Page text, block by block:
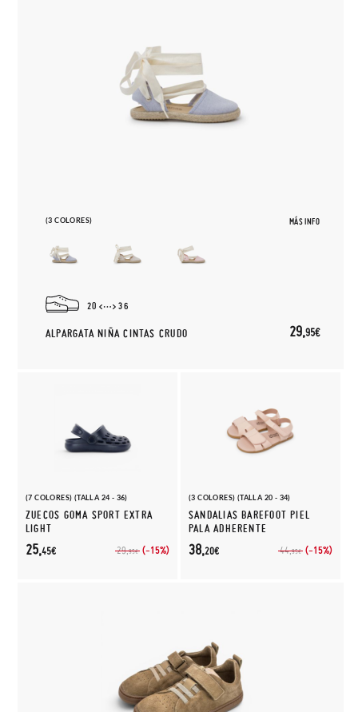
(3 COLORES) MÁS INFO
20 36
ALPARGATA NIÑA CINTAS CRUDO 29,95€
(7 COLORES) (TALLA 24 - 36)
ZUECOS GOMA SPORT EXTRA
LIGHT
29,95€ (-15%)
25,45€
(3 COLORES) (TALLA 20 - 34)
SANDALIAS BAREFOOT PIEL
PALA ADHERENTE
44,95€ (-15%)
38,20€